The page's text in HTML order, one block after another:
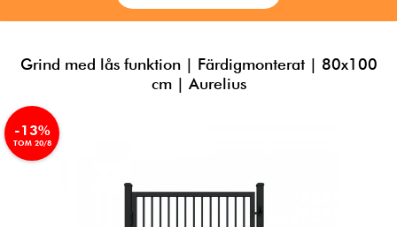
Grind med lås funktion | Färdigmonterat | 80x100
cm | Aurelius
-13%
TOM 20/8